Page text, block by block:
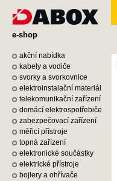
e-shop
akční nabídka
kabely a vodiče
svorky a svorkovnice
elektroinstalační materiál
telekomunikační zařízení
domácí elektrospotřebiče
zabezpečovací zařízení
měřicí přístroje
topná zařízení
elektronické součástky
elektrické přístroje
bojlery a ohřívače